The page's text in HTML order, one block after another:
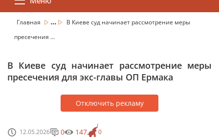
Главная ...
В Киеве суд начинает рассмотрение меры
пресечения ...
В Киеве суд начинает рассмотрение меры
пресечения для экс-главы ОП Ермака
Отключить рекламу
12.05.2026 0
0 147